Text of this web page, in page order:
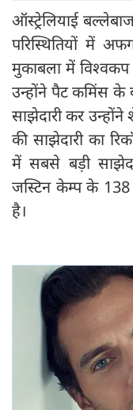
ऑस्ट्रेलियाई
परिस्थितियों में
मुकाबला में
उन्होंने पैट कमिंस
साझेदारी कर
की साझेदारी का
में सबसे बड़ी
जस्टिन केम्प के 138
है।